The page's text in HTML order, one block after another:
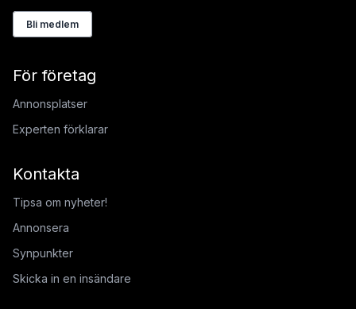
Bli medlem
För företag
Annonsplatser
Experten förklarar
Kontakta
Tipsa om nyheter!
Annonsera
Synpunkter
Skicka in en insändare